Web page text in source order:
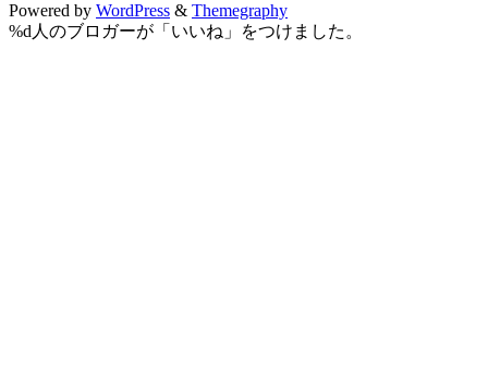
Powered by WordPress & Themegraphy
%d 人のブロガーが「いいね」をつけました。